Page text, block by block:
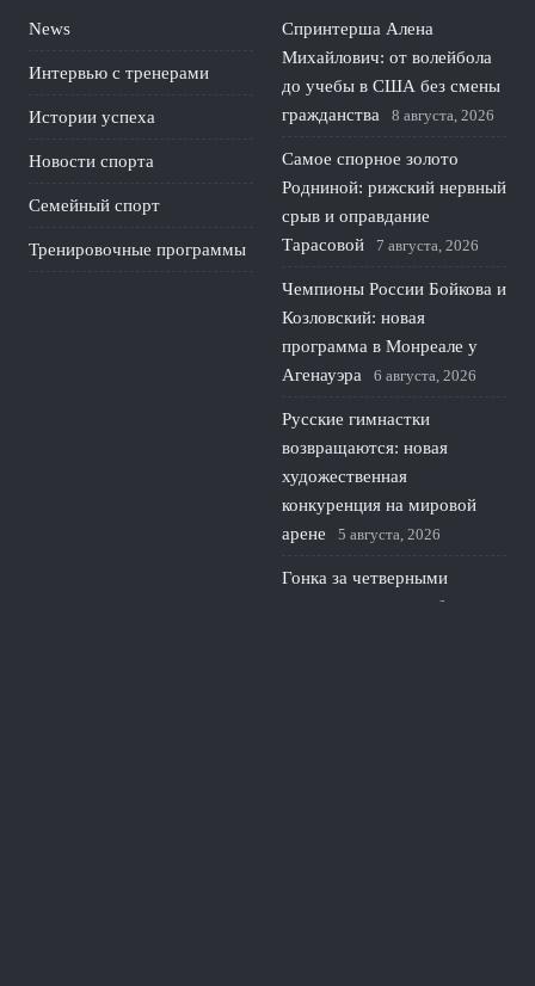
News
Интервью с тренерами
Истории успеха
Новости спорта
Семейный спорт
Тренировочные программы
Спринтерша Алена
Михайлович: от волейбола
до учебы в США без смены
гражданства
8 августа, 2026
Самое спорное золото
Родниной: рижский нервный
срыв и оправдание
Тарасовой
7 августа, 2026
Чемпионы России Бойкова и
Козловский: новая
программа в Монреале у
Агенауэра
6 августа, 2026
Русские гимнастки
возвращаются: новая
художественная
конкуренция на мировой
арене
5 августа, 2026
Гонка за четверными
калечит юниоров и будущее